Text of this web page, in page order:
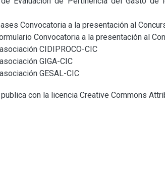
Convocatoria a la presentación al
Convocatoria a la presentación al
CIDIPROCO-CIC
GIGA-CIC
GESAL-CIC
con la licencia Creative Commons